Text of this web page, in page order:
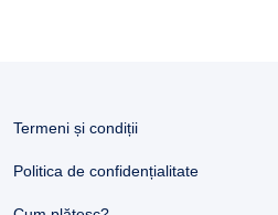
Termeni și condiții
Politica de confidențialitate